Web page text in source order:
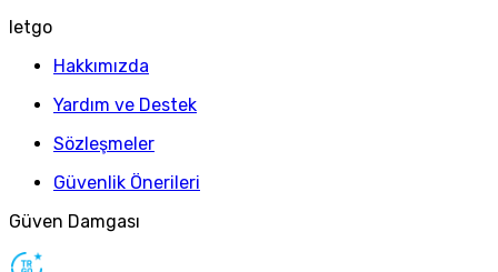
letgo
Hakkımızda
Yardım ve Destek
Sözleşmeler
Güvenlik Önerileri
Güven Damgası